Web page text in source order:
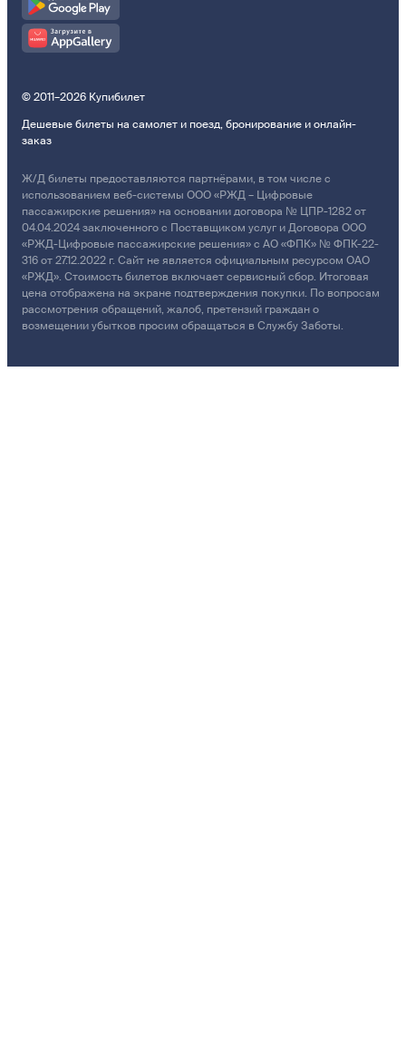
© 2011–2026 Купибилет
Дешевые билеты на самолет и поезд, бронирование и онлайн-
заказ
Ж/Д билеты предоставляются партнёрами, в том числе с
использованием веб-системы ООО «РЖД – Цифровые
пассажирские решения» на основании договора № ЦПР-1282 от
04.04.2024 заключенного с Поставщиком услуг и Договора ООО
«РЖД-Цифровые пассажирские решения» с АО «ФПК» № ФПК-22-
316 от 27.12.2022 г. Сайт не является официальным ресурсом ОАО
«РЖД». Стоимость билетов включает сервисный сбор. Итоговая
цена отображена на экране подтверждения покупки. По вопросам
рассмотрения обращений, жалоб, претензий граждан о
возмещении убытков просим обращаться в Службу Заботы.